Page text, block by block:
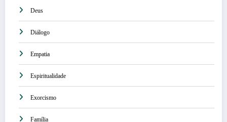
Deus
Diálogo
Empatia
Espiritualidade
Exorcismo
Família